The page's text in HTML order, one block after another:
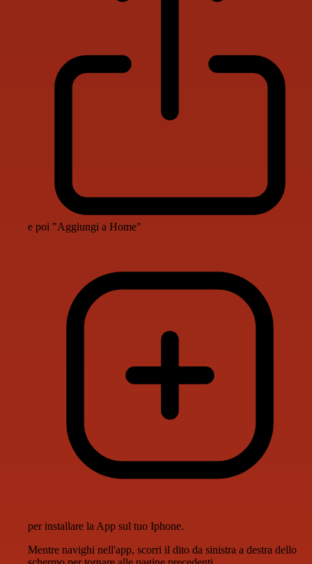
e poi "Aggiungi a Home"
per installare la App sul tuo Iphone.
Mentre navighi nell'app, scorri il dito da sinistra a destra dello